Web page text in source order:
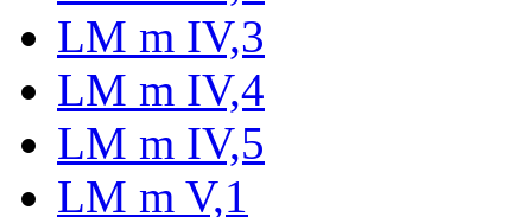
LM m IV,3
LM m IV,4
LM m IV,5
LM m V,1